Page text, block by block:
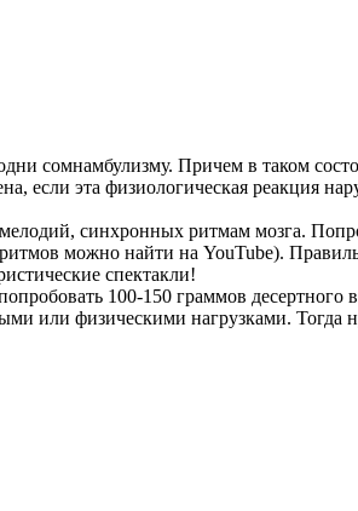
сомнамбулизму. Причем в таком
если эта физиологическая реакция
синхронных ритмам мозга.
можно найти на YouTube).
спектакли!
100-150 граммов десертного
или физическими нагрузками.